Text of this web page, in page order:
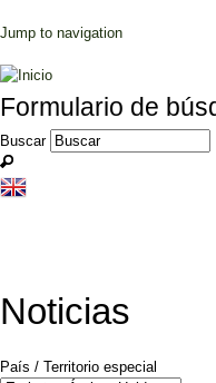
Jump to navigation
Formulario de
Buscar
Noticias
País / Territorio especial